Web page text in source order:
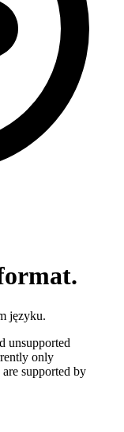
języku.
unsupported
only
supported by